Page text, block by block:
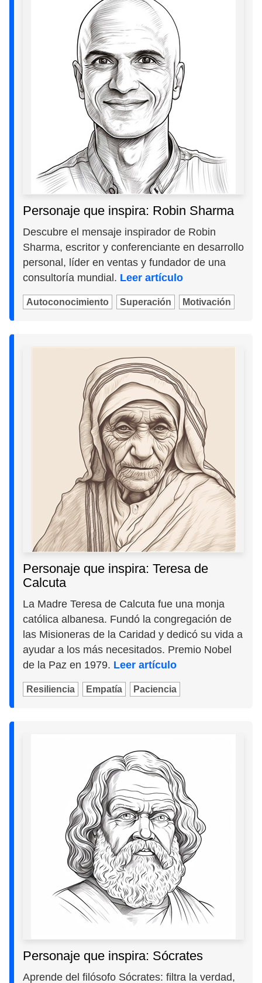
Personaje que inspira: Robin Sharma
Descubre el mensaje inspirador de Robin
Sharma, escritor y conferenciante en desarrollo
personal, líder en ventas y fundador de una
consultoría mundial. Leer artículo
Autoconocimiento Superación Motivación
Personaje que inspira: Teresa de
Calcuta
La Madre Teresa de Calcuta fue una monja
católica albanesa. Fundó la congregación de
las Misioneras de la Caridad y dedicó su vida a
ayudar a los más necesitados. Premio Nobel
de la Paz en 1979. Leer artículo
Resiliencia Empatía Paciencia
Personaje que inspira: Sócrates
Aprende del filósofo Sócrates: filtra la verdad,